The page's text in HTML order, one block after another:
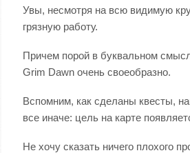
Увы, несмотря на всю видимую
грязную работу.
Причем порой в буквальном
Grim Dawn очень своеобразно.
Вспомним, как сделаны квесты,
все иначе: цель на карте
Не хочу сказать ничего плохого